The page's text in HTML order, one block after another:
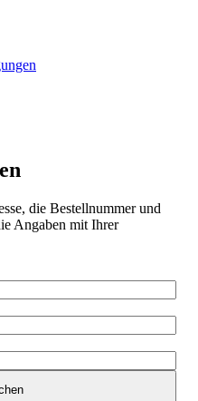
die Bestellnummer und
Angaben mit Ihrer